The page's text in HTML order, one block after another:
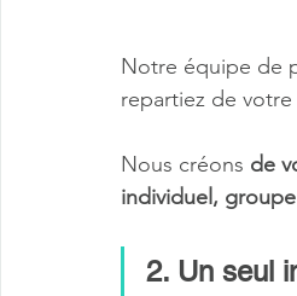
Notre équipe de
repartiez de votre
Nous créons de
individuel,
2. Un seul